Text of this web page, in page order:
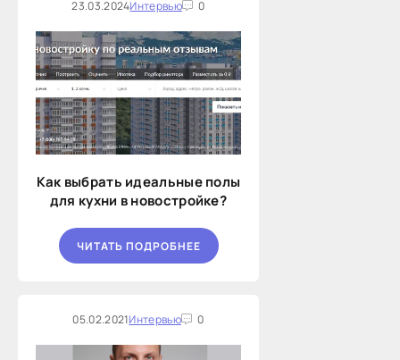
23.03.2024Интервью 0
Как выбрать идеальные полы
для кухни в новостройке?
ЧИТАТЬ ПОДРОБНЕЕ
05.02.2021Интервью 0